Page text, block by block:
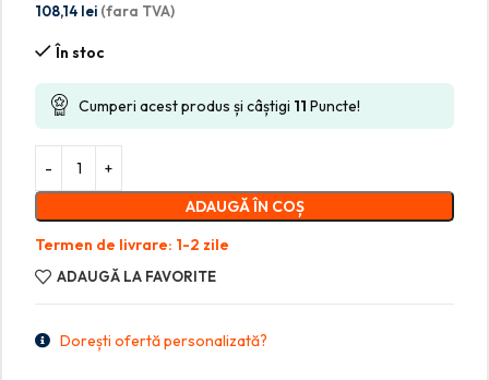
108,14 lei (fara TVA)
În stoc
Cumperi acest produs și câștigi 11 Puncte!
ADAUGĂ ÎN COȘ
Termen de livrare: 1-2 zile
ADAUGĂ LA FAVORITE
Dorești ofertă personalizată?